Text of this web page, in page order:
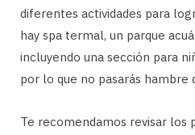
diferentes actividades para
hay spa termal, un parque
incluyendo una sección para
por lo que no pasarás hambre
Te recomendamos revisar los